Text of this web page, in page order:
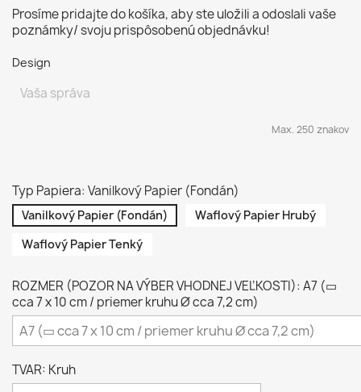
Prosíme pridajte do košíka, aby ste uložili a odoslali vaše
poznámky/ svoju prispôsobenú objednávku!
Design
Max. 250 znakov
Typ Papiera: Vanilkový Papier (Fondán)
Vanilkový Papier (Fondán)
Waflový Papier Hrubý
Waflový Papier Tenký
ROZMER (POZOR NA VÝBER VHODNEJ VEĽKOSTI): A7 (▭
cca 7 x 10 cm / priemer kruhu Ø cca 7,2 cm)
TVAR: Kruh